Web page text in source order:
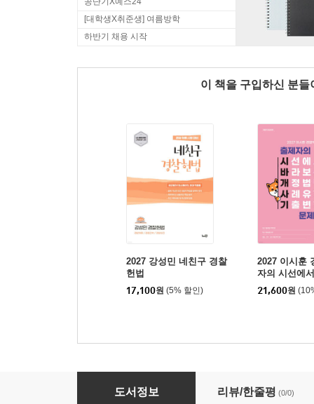
[대학생X취준생] 여름방학
하반기 채용 시작
이 책을 구입하신 분
2027 강성민 네친구 경찰
헌법
17,100원 (5% 할인)
2027 이시훈
자의 시선에
정법령 사례
문제집
21,600원
2027 VIA 경찰헌법 핵심지문 총정리
도서정보 리뷰/한줄평 (0/0)